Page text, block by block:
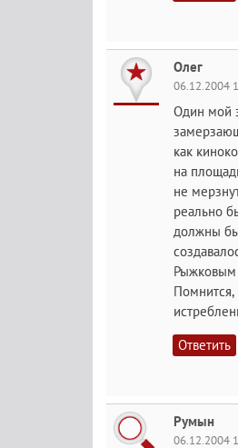
Олег
06.12.2004
Один мой
как
на
не
реально
должны
Рыжковым
Ответить
Румын
06.12.2004